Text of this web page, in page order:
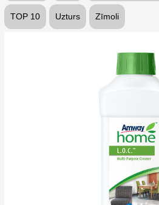
TOP 10 Uzturs Zīmoli